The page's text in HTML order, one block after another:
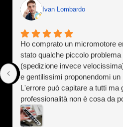
Ivan Lombardo
Ho comprato un micromotore
stato qualche piccolo
(spedizione invece
e gentilissimi proponendomi
L'errore può capitare a tutti ma
professionalità non è cosa da
cliente a vita). Assolutamente